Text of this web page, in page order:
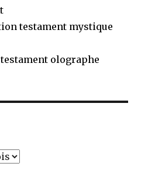
testament mystique
olographe